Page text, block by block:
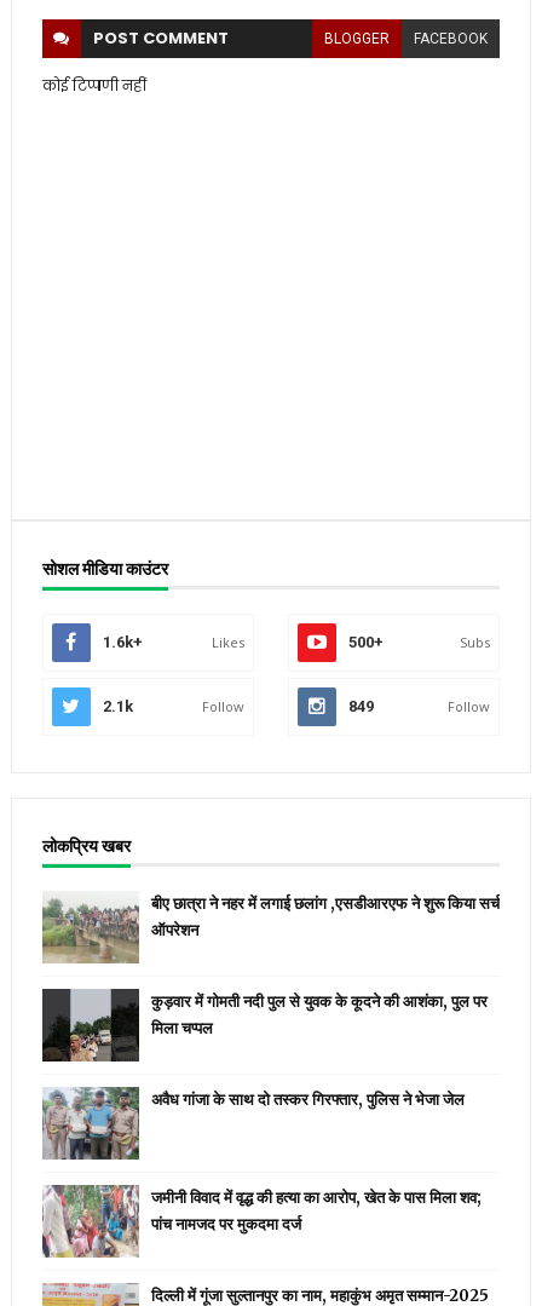
POST COMMENT BLOGGER FACEBOOK
कोई टिप्पणी नहीं
सोशल मीडिया काउंटर
1.6k+ Likes 500+ Subs
2.1k Follow 849 Follow
लोकप्रिय खबर
बीए छात्रा ने नहर में लगाई छलांग ,एसडीआरएफ ने शुरू किया सर्च
ऑपरेशन
कुड़वार में गोमती नदी पुल से युवक के कूदने की आशंका, पुल पर
मिला चप्पल
अवैध गांजा के साथ दो तस्कर गिरफ्तार, पुलिस ने भेजा जेल
जमीनी विवाद में वृद्ध की हत्या का आरोप, खेत के पास मिला शव;
पांच नामजद पर मुकदमा दर्ज
दिल्ली में गूंजा सुल्तानपुर का नाम, महाकुंभ अमृत सम्मान-2025